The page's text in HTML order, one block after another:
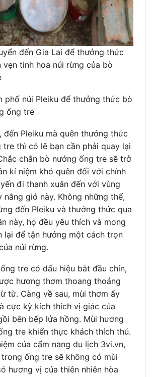
đến Gia Lai để thưởng thức
tinh hoa núi rừng của bò
phố núi Pleiku để thưởng thức bò
ống tre
Pleiku mà quên thưởng thức
tre thì có lẽ bạn cần phải quay lại
chắn bò nướng ống tre sẽ trở
kỉ niệm khó quên đối với chính
đi thanh xuân đến với vùng
nắng gió này. Không những thế,
đến Pleiku và thưởng thức qua
này, họ đều yêu thích và mong
lại để tận hưởng một cách trọn
núi rừng.
tre có dấu hiệu bắt đầu chín,
hương thơm thoang thoảng
từ. Càng về sau, mùi thơm ấy
cực kỳ kích thích vị giác của
bên bếp lửa hồng. Mùi hương
tre khiến thực khách thích thú.
của cẩm nang du lịch 3vi.vn,
ống tre sẽ không có mùi
hương vị của thiên nhiên hòa